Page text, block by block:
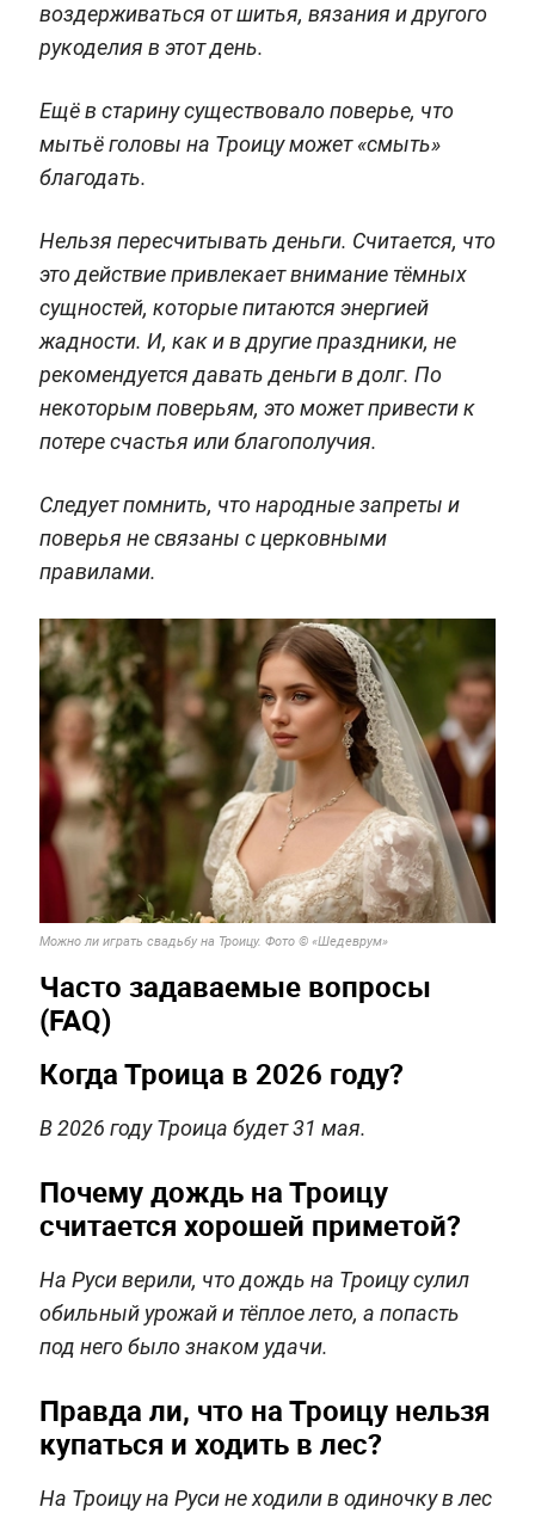
воздерживаться от шитья, вязания и другого
рукоделия в этот день.
Ещё в старину существовало поверье, что
мытьё головы на Троицу может «смыть»
благодать.
Нельзя пересчитывать деньги. Считается, что
это действие привлекает внимание тёмных
сущностей, которые питаются энергией
жадности. И, как и в другие праздники, не
рекомендуется давать деньги в долг. По
некоторым поверьям, это может привести к
потере счастья или благополучия.
Следует помнить, что народные запреты и
поверья не связаны с церковными
правилами.
Можно ли играть свадьбу на Троицу. Фото © «Шедеврум»
Часто задаваемые вопросы
(FAQ)
Когда Троица в 2026 году?
В 2026 году Троица будет 31 мая.
Почему дождь на Троицу
считается хорошей приметой?
На Руси верили, что дождь на Троицу сулил
обильный урожай и тёплое лето, а попасть
под него было знаком удачи.
Правда ли, что на Троицу нельзя
купаться и ходить в лес?
На Троицу на Руси не ходили в одиночку в лес